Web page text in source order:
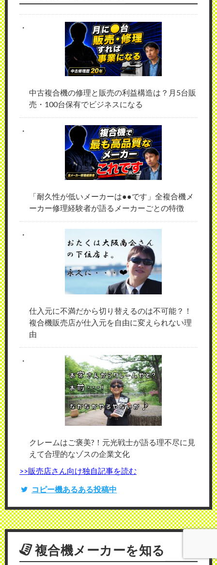
中古複合機の修理と販売の利益構造は？月5台販
売・100台保有でビジネスになる
「耐久性が低いメーカーは●●です」全複合機メ
ーカー修理経験者が語るメーカーごとの特徴
仕入元に不満だから切り替えるのは不可能？！
複合機販売店が仕入元を自由に変えられない理
由
クレームはご褒美?！元光戦士が語る理不尽に見
えて合理的なゾスの企業文化
>>販売店さん向け独自記事を読む
コピー機あるある投稿中
複合機メーカーを知る